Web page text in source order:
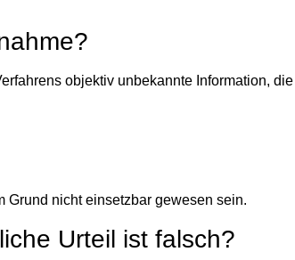
objektiv unbekannte Information, die
Grund nicht einsetzbar gewesen sein.
Urteil ist falsch?